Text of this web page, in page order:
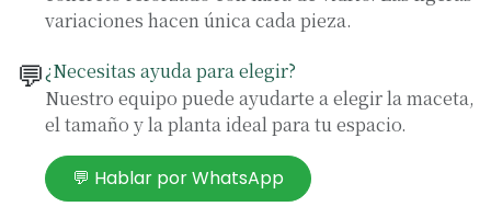
variaciones hacen única cada pieza.
💬¿Necesitas ayuda para elegir?
Nuestro equipo puede ayudarte a elegir la maceta,
el tamaño y la planta ideal para tu espacio.
💬 Hablar por WhatsApp